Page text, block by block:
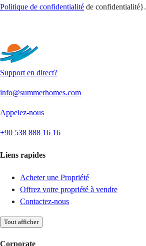
Politique de confidentialité de confidentialité}.
Support en direct?
info@summerhomes.com
Appelez-nous
+90 538 888 16 16
Liens rapides
Acheter une Propriété
Offrez votre propriété à vendre
Contactez-nous
Tout afficher
Corporate